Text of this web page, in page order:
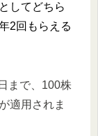
してどちら
2回もらえる
まで、100株
適用されま